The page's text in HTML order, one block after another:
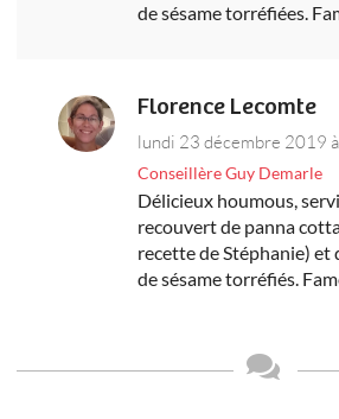
de sésame torréfiées.
Florence Lecomte
lundi 23 décembre 2019
Conseillère Guy Demarle
Délicieux houmous,
recouvert de panna
recette de Stéphanie) et
de sésame torréfiés.